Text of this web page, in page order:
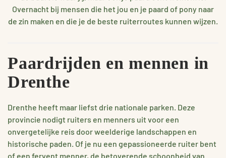
Overnacht bij mensen die het jou en je paard of pony naar
de zin maken en die je de beste ruiterroutes kunnen wijzen.
Paardrijden en mennen in
Drenthe
Drenthe heeft maar liefst drie nationale parken. Deze
provincie nodigt ruiters en menners uit voor een
onvergetelijke reis door weelderige landschappen en
historische paden. Of je nu een gepassioneerde ruiter bent
of een fervent menner, de betoverende schoonheid van